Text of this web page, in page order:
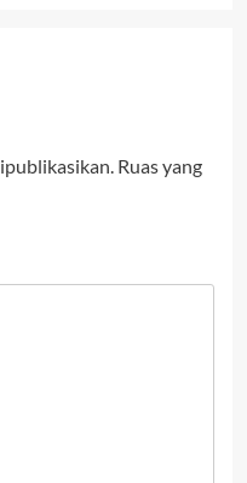
Ruas yang